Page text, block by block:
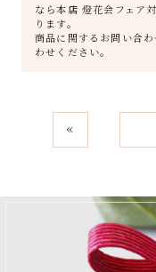
なら本店 燈花会フェア
ります。
商品に関するお問い合
わせください。
«